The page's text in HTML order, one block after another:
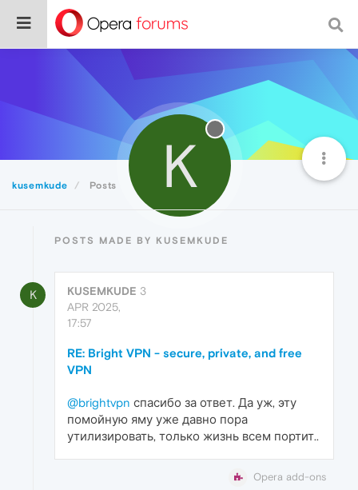
kusemkude Posts K
POSTS MADE BY KUSEMKUDE
K KUSEMKUDE 3
APR 2025,
17:57
RE: Bright VPN - secure, private, and free
VPN
@brightvpn спасибо за ответ. Да уж, эту
помойную яму уже давно пора
утилизировать, только жизнь всем портит..
Opera add-ons